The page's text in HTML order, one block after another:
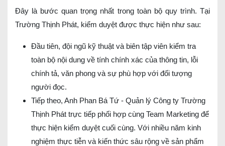
Đây là bước quan trọng nhất trong toàn bộ quy trình. Tại
Trường Thịnh Phát, kiểm duyệt được thực hiện như sau:
Đầu tiên, đội ngũ kỹ thuật và biên tập viên kiểm tra
toàn bộ nội dung về tính chính xác của thông tin, lỗi
chính tả, văn phong và sự phù hợp với đối tượng
người đọc.
Tiếp theo, Anh Phan Bá Tứ - Quản lý Công ty Trường
Thịnh Phát trực tiếp phối hợp cùng Team Marketing để
thực hiện kiểm duyệt cuối cùng. Với nhiều năm kinh
nghiệm thực tiễn và kiến thức sâu rộng về sản phẩm